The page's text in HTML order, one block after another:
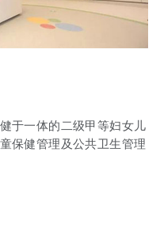
于一体的二级甲等妇女儿
保健管理及公共卫生管理